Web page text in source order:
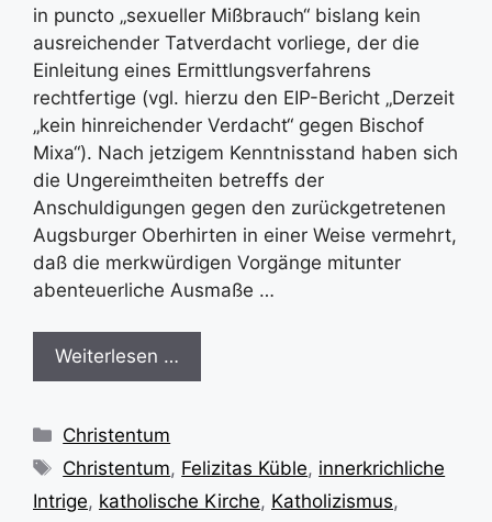
in puncto „sexueller Mißbrauch“ bislang kein
ausreichender Tatverdacht vorliege, der die
Einleitung eines Ermittlungsverfahrens
rechtfertige (vgl. hierzu den EIP-Bericht „Derzeit
„kein hinreichender Verdacht“ gegen Bischof
Mixa“). Nach jetzigem Kenntnisstand haben sich
die Ungereimtheiten betreffs der
Anschuldigungen gegen den zurückgetretenen
Augsburger Oberhirten in einer Weise vermehrt,
daß die merkwürdigen Vorgänge mitunter
abenteuerliche Ausmaße …
Weiterlesen …
Kategorien
Christentum
Schlagwörter
Christentum, Felizitas Küble, innerkrichliche
Intrige, katholische Kirche, Katholizismus,